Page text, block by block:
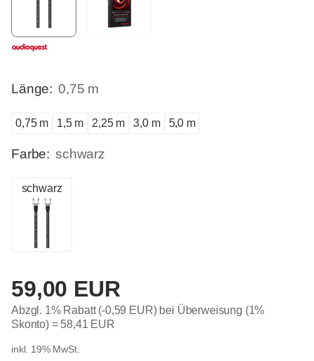
Länge: 0,75 m
0,75 m 1,5 m 2,25 m 3,0 m 5,0 m
Farbe: schwarz
schwarz
59,00 EUR
Abzgl. 1% Rabatt (-0,59 EUR) bei Überweisung (1%
Skonto) = 58,41 EUR
inkl. 19% MwSt.